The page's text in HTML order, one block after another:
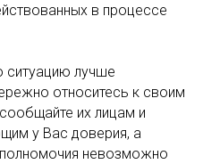
в процессе
ситуацию лучше
относитесь к своим
их лицам и
у Вас доверия, а
невозможно